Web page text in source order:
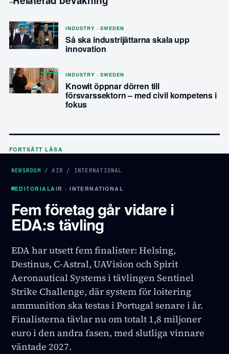
→
INDUSTRY · SWEDEN
Så ska industrijättarna skala upp
innovation
INDUSTRY · SWEDEN
Knowit öppnar dörren till
försvarssektorn – med civil kompetens i
fokus
FORTSÄTT LÄSA
NEWSROOM /AIR / INTERNATIONAL
EDITORIALAIR · INTERNATIONAL
Fem företag går vidare i
EDA:s tävling
EDA har utsett fem finalister: Helsing,
Destinus, C-Astral, UAVision och Spirit
Aeronautical Systems i tävlingen Sentinel
Strike Challenge, där system för loitering
ammunition ska testas i Portugal senare i år.
Finalisterna tävlar nu om totalt 1,8 miljoner
euro i den andra fasen, med slutliga vinnare
väntade 2027.